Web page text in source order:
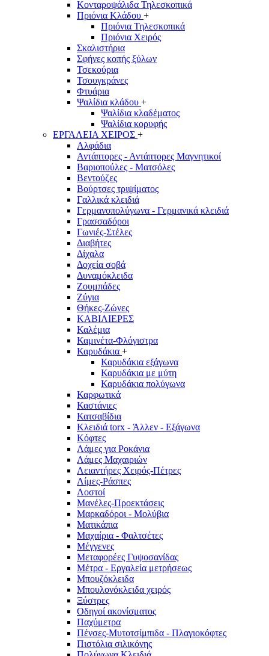
Κονταροψάλιδα Τηλεσκοπικά
Πριόνια Κλάδου +
Πριόνια Τηλεσκοπικά
Πριόνια Χειρός
Σκαλιστήρια
Σφήνες κοπής ξύλων
Τσεκούρια
Τσουγκράνες
Φτυάρια
Ψαλίδια κλάδου +
Ψαλίδια κλαδέματος
Ψαλίδια κορυφής
ΕΡΓΑΛΕΙΑ ΧΕΙΡΟΣ +
Αλφάδια
Αντάπτορες - Αντάπτορες Μαγνητικοί
Βαριοπούλες - Ματσόλες
Βεντούζες
Βούρτσες τριψίματος
Γαλλικά κλειδιά
Γερμανοπολύγωνα - Γερμανικά κλειδιά
Γρασσαδόροι
Γωνιές-Στέλες
Διαβήτες
Δίχαλα
Δοχεία σοβά
Δυναμόκλειδα
Ζουμπάδες
Ζύγια
Θήκες-Ζώνες
ΚΑΒΙΛΙΕΡΕΣ
Καλέμια
Καμινέτα-Φλόγιστρα
Καρυδάκια +
Καρυδάκια εξάγωνα
Καρυδάκια με μύτη
Καρυδάκια πολύγωνα
Καρφωτικά
Καστάνιες
Κατσαβίδια
Κλειδιά torx - Άλλεν - Εξάγωνα
Κόφτες
Λάμες για Ροκάνια
Λάμες Μαχαιριών
Λειαντήρες Χειρός-Πέτρες
Λίμες-Ράσπες
Λοστοί
Μανέλες-Προεκτάσεις
Μαρκαδόροι - Μολύβια
Ματικάπια
Μαχαίρια - Φαλτσέτες
Μέγγενες
Μεταφορέες Γυψοσανίδας
Μέτρα - Εργαλεία μετρήσεως
Μπουζόκλειδα
Μπουλονόκλειδα χειρός
Ξύστρες
Οδηγοί ακονίσματος
Παχύμετρα
Πένσες-Μυτοτσίμπιδα - Πλαγιοκόφτες
Πιστόλια σιλικόνης